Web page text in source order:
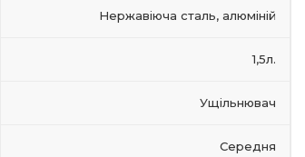
Нержавіюча сталь, алюміній
1,5л.
Ущільнювач
Середня